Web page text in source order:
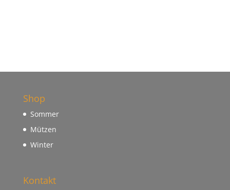
Shop
Sommer
Mützen
Winter
Kontakt